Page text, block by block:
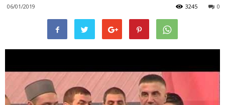
06/01/2019 0
3245